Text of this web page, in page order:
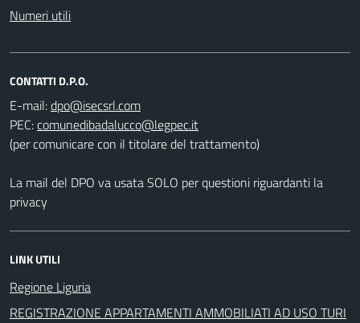
Numeri utili
CONTATTI D.P.O.
E-mail:
PEC:
(per comunicare con il titolare del trattamento)
La mail del DPO va usata SOLO per questioni riguardanti la
privacy
LINK UTILI
Regione Liguria
REGISTRAZIONE APPARTAMENTI AMMOBILIATI AD USO TURI